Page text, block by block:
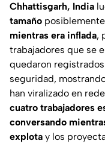
Chhattisgarh, India
tamaño
mientras era inflada,
trabajadores que se
quedaron
seguridad,
han viralizado en
cuatro trabajadores
conversando
explota y los